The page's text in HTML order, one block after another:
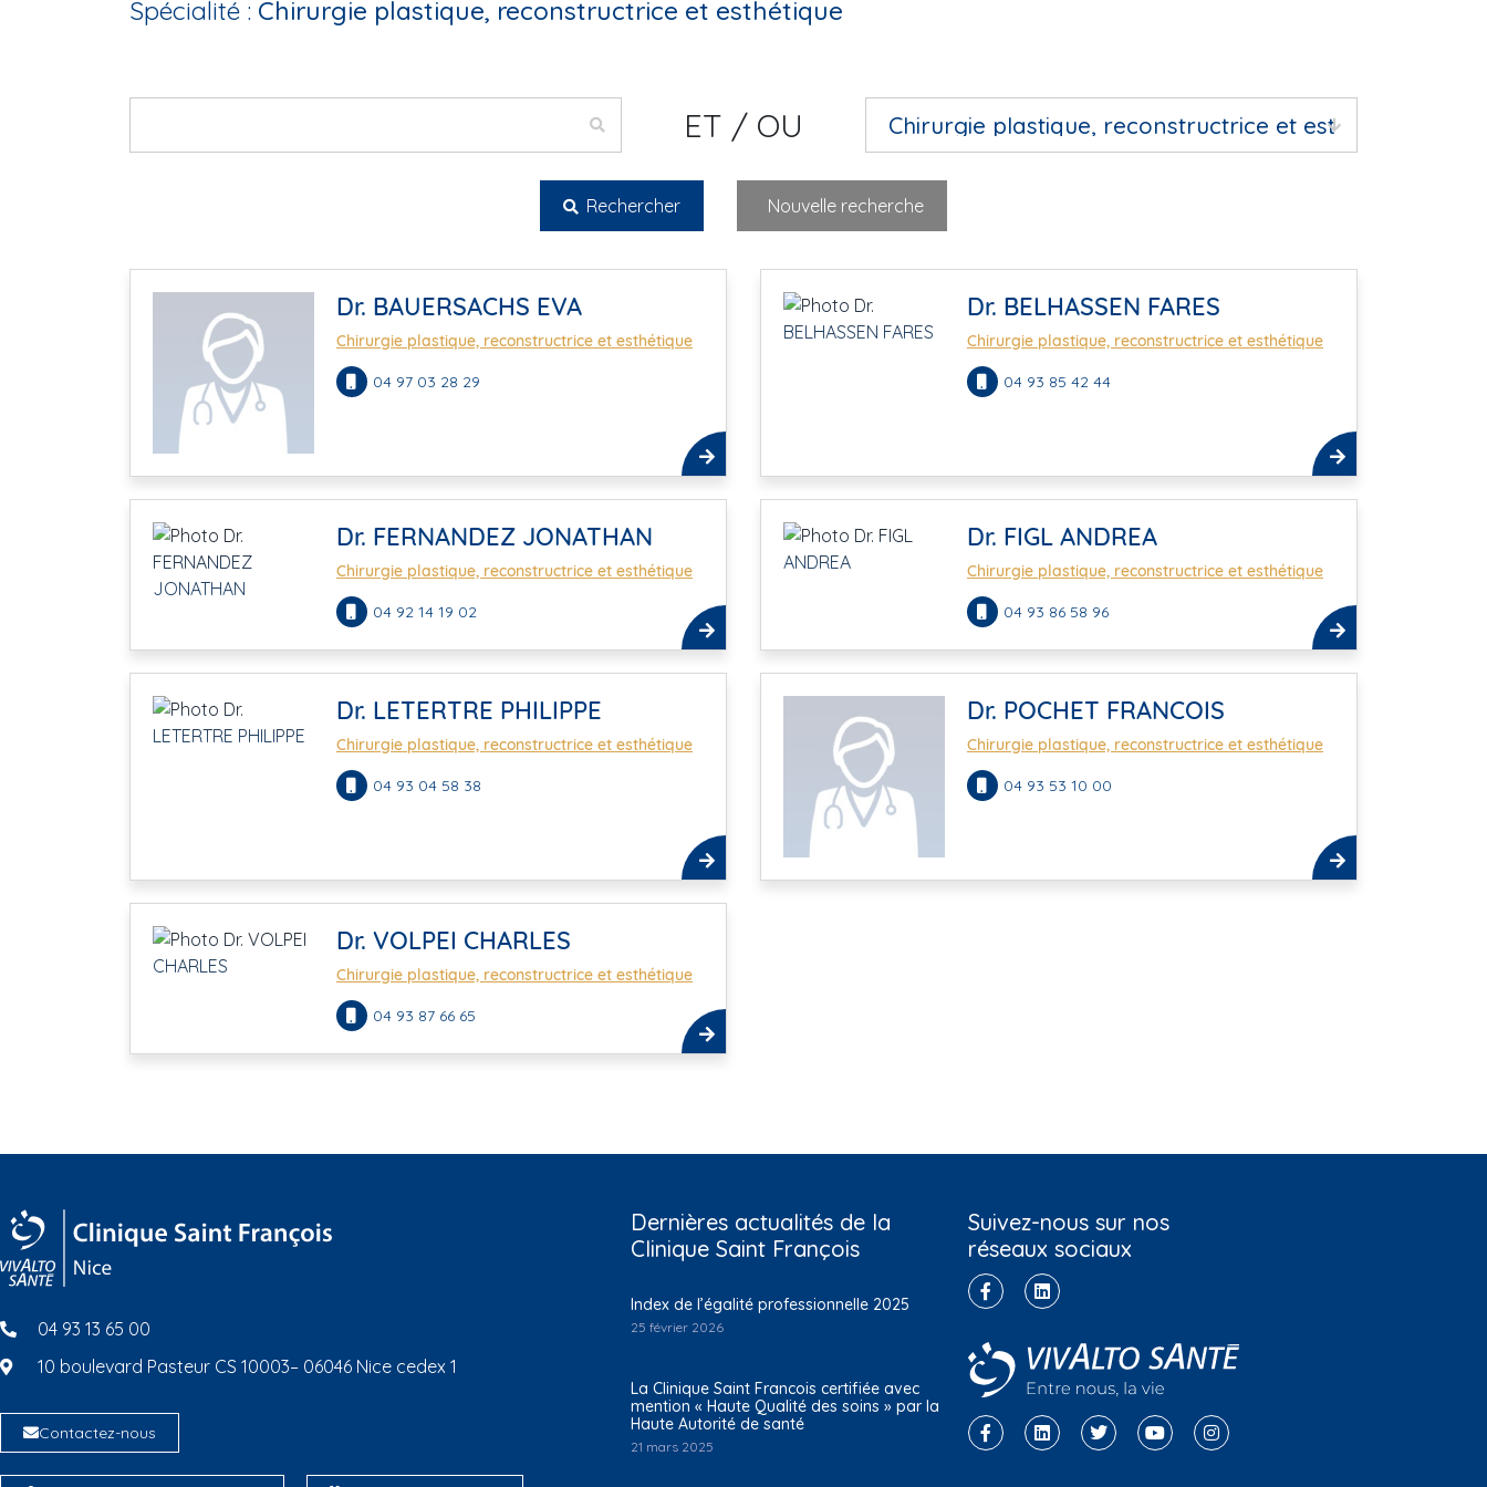
Spécialité : Chirurgie plastique, reconstructrice et esthétique
ET / OU
Rechercher Nouvelle recherche
Dr. BAUERSACHS EVA
Chirurgie plastique, reconstructrice et esthétique
04 97 03 28 29
Dr. BELHASSEN FARES
Chirurgie plastique, reconstructrice et esthétique
04 93 85 42 44
Dr. FERNANDEZ JONATHAN
Chirurgie plastique, reconstructrice et esthétique
04 92 14 19 02
Dr. FIGL ANDREA
Chirurgie plastique, reconstructrice et esthétique
04 93 86 58 96
Dr. LETERTRE PHILIPPE
Chirurgie plastique, reconstructrice et esthétique
04 93 04 58 38
Dr. POCHET FRANCOIS
Chirurgie plastique, reconstructrice et esthétique
04 93 53 10 00
Dr. VOLPEI CHARLES
Chirurgie plastique, reconstructrice et esthétique
04 93 87 66 65
04 93 13 65 00
10 boulevard Pasteur CS 10003– 06046 Nice cedex 1
Contactez-nous
Dernières actualités de la
Clinique Saint François
Index de l’égalité professionnelle 2025
25 février 2026
La Clinique Saint Francois certifiée avec
mention « Haute Qualité des soins » par la
Haute Autorité de santé
21 mars 2025
Suivez-nous sur nos
réseaux sociaux